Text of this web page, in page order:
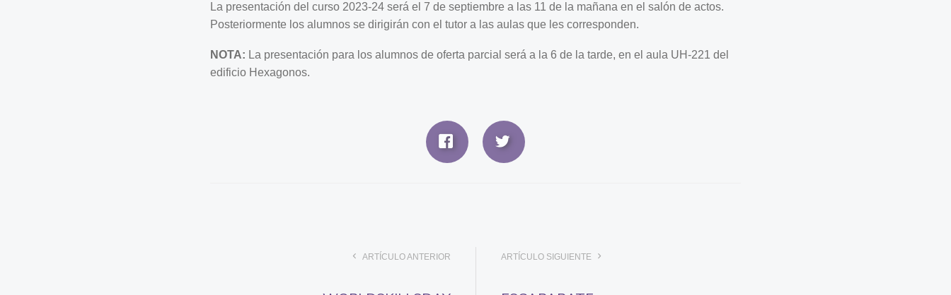
La presentación del curso 2023-24 será el 7 de septiembre a las 11 de la mañana en el salón de actos.
Posteriormente los alumnos se dirigirán con el tutor a las aulas que les corresponden.
NOTA: La presentación para los alumnos de oferta parcial será a la 6 de la tarde, en el aula UH-221 del
edificio Hexagonos.
ARTÍCULO ANTERIOR ARTÍCULO SIGUIENTE